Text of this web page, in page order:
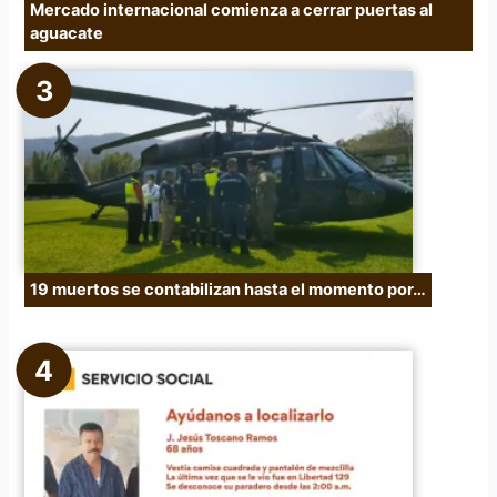
Mercado internacional comienza a cerrar puertas al
aguacate
19 muertos se contabilizan hasta el momento por…